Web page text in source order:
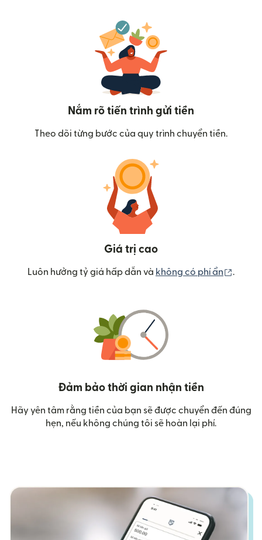
Nắm rõ tiến trình gửi tiền
Theo dõi từng bước của quy trình chuyển tiền.
Giá trị cao
Luôn hưởng tỷ giá hấp dẫn và không có phí ẩn .
Đảm bảo thời gian nhận tiền
Hãy yên tâm rằng tiền của bạn sẽ được chuyển đến đúng
hẹn, nếu không chúng tôi sẽ hoàn lại phí.